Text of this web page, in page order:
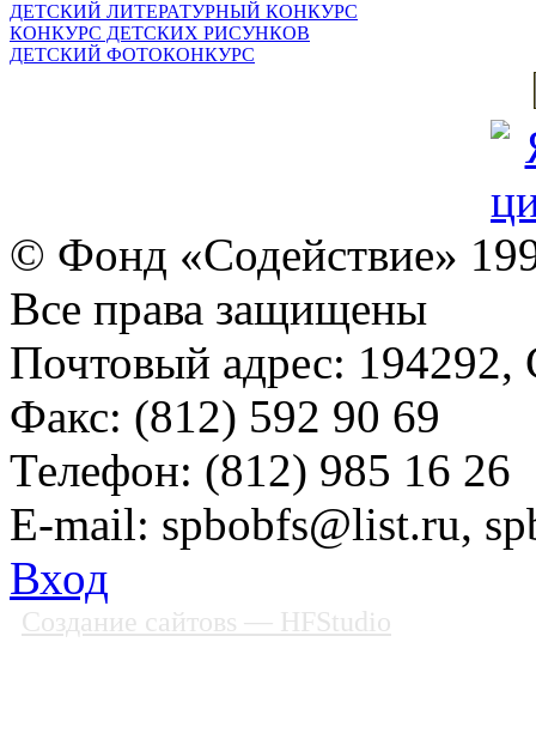
ДЕТСКИЙ ЛИТЕРАТУРНЫЙ КОНКУРС
КОНКУРС ДЕТСКИХ РИСУНКОВ
ДЕТСКИЙ ФОТОКОНКУРС
© Фонд «Содействие»
Все права защищены
Почтовый адрес: 194292,
Факс: (812) 592 90 69
Телефон: (812) 985 16 26
E-mail: spbobfs@list.ru,
Вход
Создание сайтовs — HFStudio